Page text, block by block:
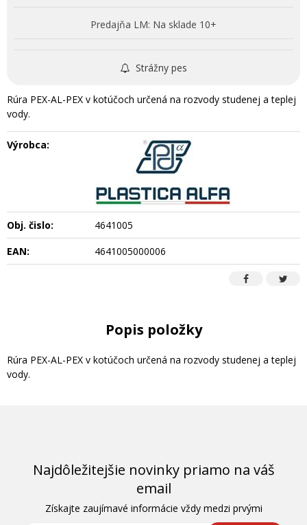
Predajňa LM: Na sklade 10+
Strážny pes
Rúra PEX-AL-PEX v kotúčoch určená na rozvody studenej a teplej
vody.
Výrobca:
Obj. čislo:
4641005
EAN:
4641005000006
Popis položky
Rúra PEX-AL-PEX v kotúčoch určená na rozvody studenej a teplej
vody.
Najdôležitejšie novinky priamo na váš
email
Získajte zaujímavé informácie vždy medzi prvými